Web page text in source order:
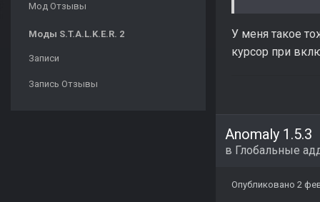
Мод Отзывы
Моды S.T.A.L.K.E.R. 2
Записи
Запись Отзывы
У меня такое
курсор при
Anomaly 1.5.3
в Глобальные
Опубликовано 2